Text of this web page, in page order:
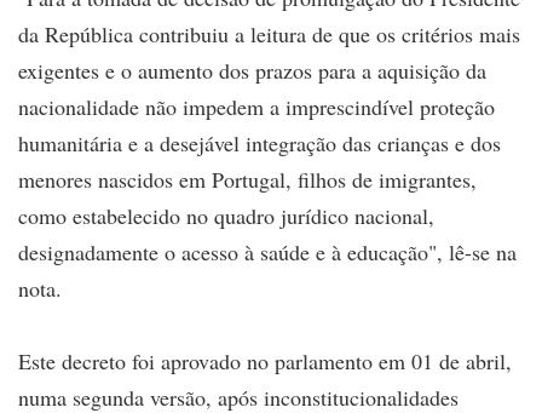
da República contribuiu a leitura de que os critérios mais
exigentes e o aumento dos prazos para a aquisição da
nacionalidade não impedem a imprescindível proteção
humanitária e a desejável integração das crianças e dos
menores nascidos em Portugal, filhos de imigrantes,
como estabelecido no quadro jurídico nacional,
designadamente o acesso à saúde e à educação", lê-se na
nota.
Este decreto foi aprovado no parlamento em 01 de abril,
numa segunda versão, após inconstitucionalidades